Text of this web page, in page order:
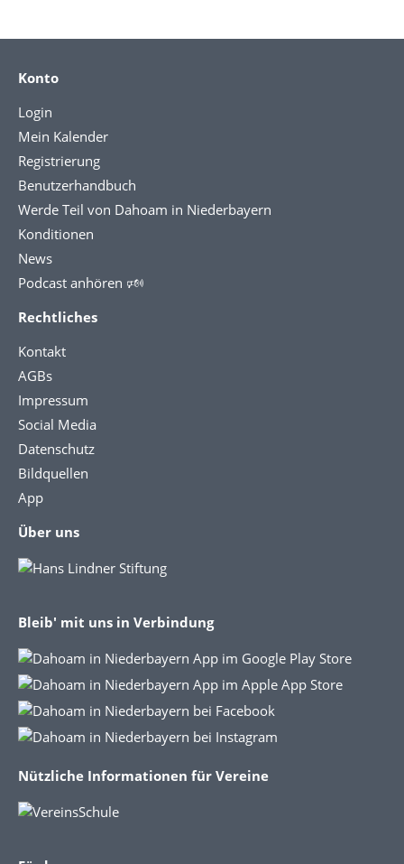
Konto
Login
Mein Kalender
Registrierung
Benutzerhandbuch
Werde Teil von Dahoam in Niederbayern
Konditionen
News
Podcast anhören 🕬
Rechtliches
Kontakt
AGBs
Impressum
Social Media
Datenschutz
Bildquellen
App
Über uns
Bleib' mit uns in Verbindung
Nützliche Informationen für Vereine